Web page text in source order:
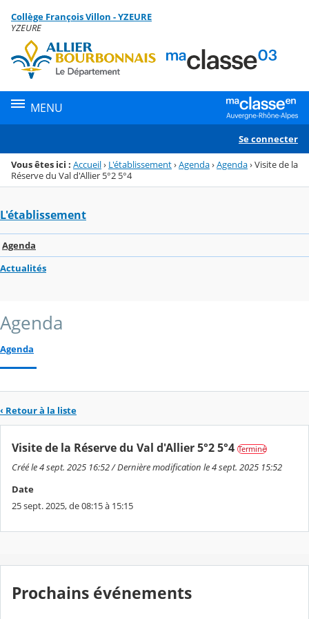
Menu de la rubrique
Contenu
Collège François Villon - YZEURE
YZEURE
MENU
Se connecter
Vous êtes ici : Accueil› L'établissement›Agenda›Agenda›Visite de la
Réserve du Val d'Allier 5°2 5°4
L'établissement
Agenda
Actualités
Agenda
Agenda
‹ Retour à la liste
Visite de la Réserve du Val d'Allier 5°2 5°4 Terminé
Créé le 4 sept. 2025 16:52 / Dernière modification le 4 sept. 2025 15:52
Date
25 sept. 2025, de 08:15 à 15:15
Prochains événements